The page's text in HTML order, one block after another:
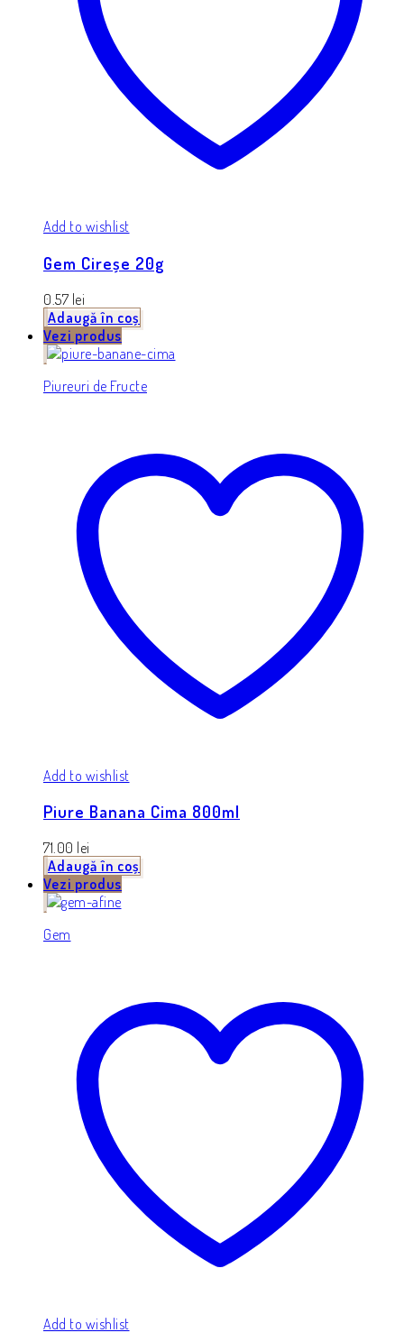
Add to wishlist
Gem Cireșe 20g
0.57 lei
Adaugă în coș
Vezi produs
Piureuri de Fructe
Add to wishlist
Piure Banana Cima 800ml
71.00 lei
Adaugă în coș
Vezi produs
Gem
Add to wishlist